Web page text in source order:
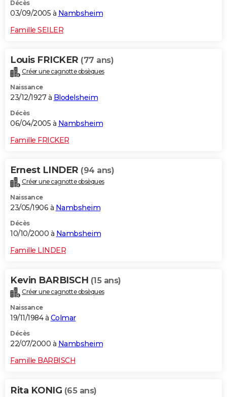
Décès
03/09/2005 à Nambsheim
Famille SEILER
Louis FRICKER (77 ans)
Créer une cagnotte obsèques
Naissance
23/12/1927 à Blodelsheim
Décès
06/04/2005 à Nambsheim
Famille FRICKER
Ernest LINDER (94 ans)
Créer une cagnotte obsèques
Naissance
23/05/1906 à Nambsheim
Décès
10/10/2000 à Nambsheim
Famille LINDER
Kevin BARBISCH (15 ans)
Créer une cagnotte obsèques
Naissance
19/11/1984 à Colmar
Décès
22/07/2000 à Nambsheim
Famille BARBISCH
Rita KONIG (65 ans)